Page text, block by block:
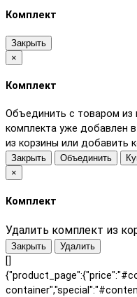
Комплект
Закрыть
×
Комплект
Объединить с товаром из
комплекта уже добавлен
из корзины или добавить
Закрыть Объединить
×
Комплект
Удалить комплект из
Закрыть Удалить
[]